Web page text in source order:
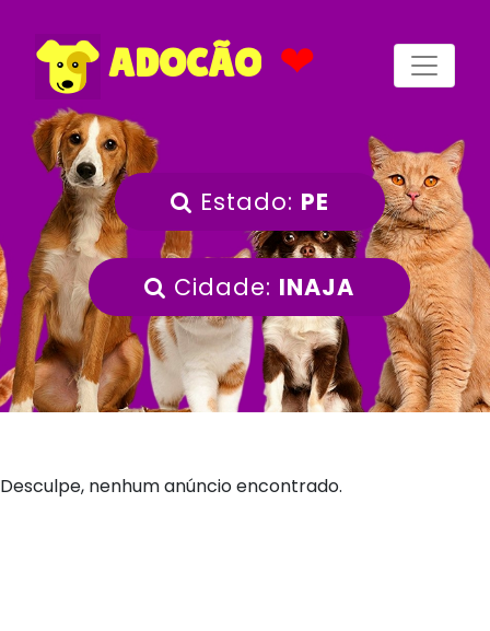
ADOCÃO ❤
Estado: PE
Cidade: INAJA
Desculpe, nenhum anúncio encontrado.